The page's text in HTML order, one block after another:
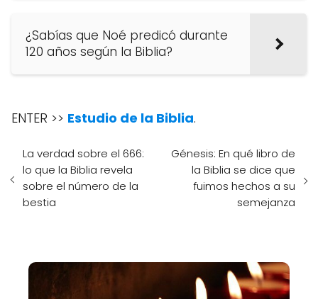
¿Sabías que Noé predicó durante
120 años según la Biblia?
ENTER >> Estudio de la Biblia.
La verdad sobre el 666:
lo que la Biblia revela
sobre el número de la
bestia
Génesis: En qué libro de
la Biblia se dice que
fuimos hechos a su
semejanza